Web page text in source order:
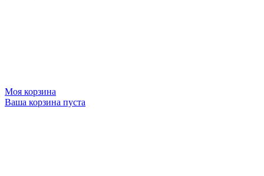
Моя корзина
Ваша корзина пуста